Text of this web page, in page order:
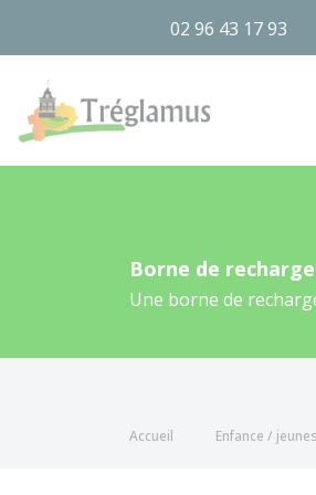
02 96 43 17 93
Borne de recharge
Une borne de
Accueil Enfance /